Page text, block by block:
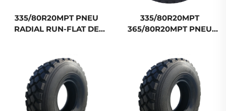
335/80R20MPT PNEU
RADIAL RUN-FLAT DE
335/80R20MPT
365/80R20MPT PNEU
ROUTE